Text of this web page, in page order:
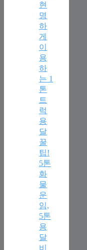
현
명
하
게
이
용
하
는 1
톤
트
럭
용
달
꿀
팁!
5톤
화
물
운
임,
5톤
용
달
비